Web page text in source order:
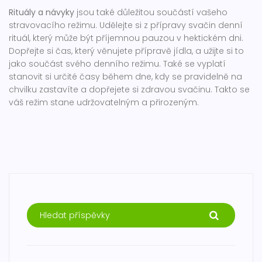
Rituály a návyky jsou také důležitou součástí vašeho
stravovacího režimu. Udělejte si z přípravy svačin denní
rituál, který může být příjemnou pauzou v hektickém dni.
Dopřejte si čas, který věnujete přípravě jídla, a užijte si to
jako součást svého denního režimu. Také se vyplatí
stanovit si určité časy během dne, kdy se pravidelně na
chvilku zastavíte a dopřejete si zdravou svačinu. Takto se
váš režim stane udržovatelným a přirozeným.